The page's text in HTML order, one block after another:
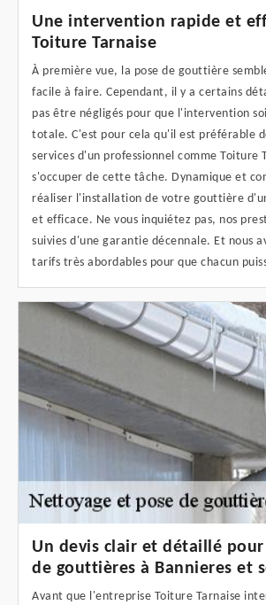
Une intervention rapide et
Toiture Tarnaise
À première vue, la pose de gouttière
facile à faire. Cependant, il y a certains
pas être négligés pour que l'intervention
totale. C'est pour cela qu'il est préférable
services d'un professionnel comme Toiture
s'occuper de cette tâche. Dynamique et
réaliser l'installation de votre gouttière
et efficace. Ne vous inquiétez pas, nos
suivies d'une garantie décennale. Et nous
tarifs très abordables pour que chacun
Un devis clair et détaillé
de gouttières à Bannieres et
Avant que l'entreprise Toiture Tarnaise